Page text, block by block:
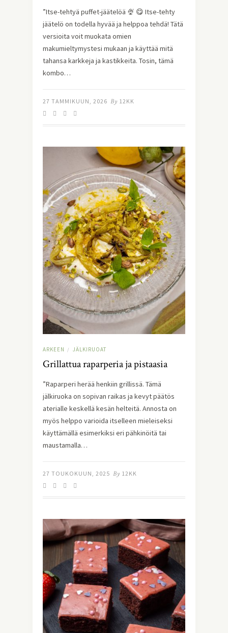
”Itse-tehtyä puffet-jäätelöä 🍨 😋 Itse-tehty
jäätelö on todella hyvää ja helppoa tehdä! Tätä
versioita voit muokata omien
makumieltymystesi mukaan ja käyttää mitä
tahansa karkkeja ja kastikkeita. Tosin, tämä
kombo…
27 TAMMIKUUN, 2026 By 12KK
ARKEEN / JÄLKIRUOAT
Grillattua raparperia ja pistaasia
”Raparperi herää henkiin grillissä. Tämä
jälkiruoka on sopivan raikas ja kevyt päätös
aterialle keskellä kesän helteitä. Annosta on
myös helppo varioida itselleen mieleiseksi
käyttämällä esimerkiksi eri pähkinöitä tai
maustamalla…
27 TOUKOKUUN, 2025 By 12KK